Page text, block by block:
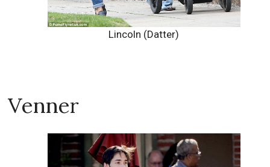
Lincoln (Datter)
Venner